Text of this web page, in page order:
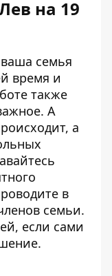
на 19
семья
время и
также
А
а
в
семьи.
если сами